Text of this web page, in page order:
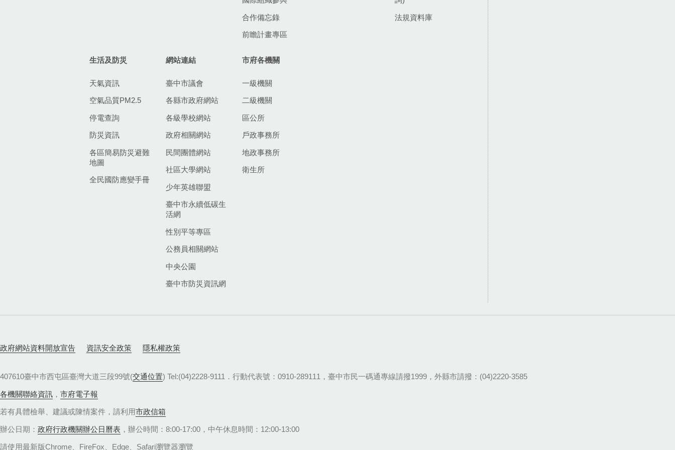
合作備忘錄
前瞻計畫專區
法規資料庫
生活及防災
天氣資訊
空氣品質PM2.5
停電查詢
防災資訊
各區簡易防災避難
地圖
全民國防應變手冊
網站連結
臺中市議會
各縣市政府網站
各級學校網站
政府相關網站
民間團體網站
社區大學網站
少年英雄聯盟
臺中市永續低碳生
活網
性別平等專區
公務員相關網站
中央公園
臺中市防災資訊網
市府各機關
一級機關
二級機關
區公所
戶政事務所
地政事務所
衛生所
政府網站資料開放宣告 資訊安全政策 隱私權政策
407610臺中市西屯區臺灣大道三段99號(交通位置) Tel:(04)2228-9111．行動代表號：0910-289111，臺中市民一碼通專線請撥1999，外縣市請撥：(04)2220-3585
各機關聯絡資訊 ， 市府電子報
若有具體檢舉、建議或陳情案件，請利用市政信箱
辦公日期： 政府行政機關辦公日曆表 ，辦公時間：8:00-17:00，中午休息時間：12:00-13:00
請使用最新版Chrome、FireFox、Edge、Safari瀏覽器瀏覽